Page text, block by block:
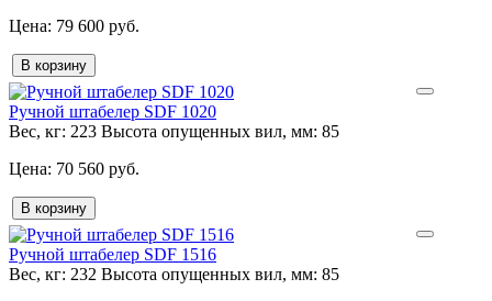
79 600 руб.
В корзину
Ручной штабелер SDF 1020
Вес, кг: 223 Высота опущенных вил, мм: 85
70 560 руб.
В корзину
Ручной штабелер SDF 1516
Вес, кг: 232 Высота опущенных вил, мм: 85